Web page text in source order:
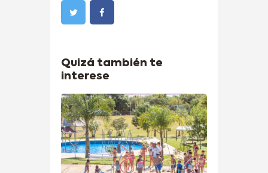
Quizá también te
interese